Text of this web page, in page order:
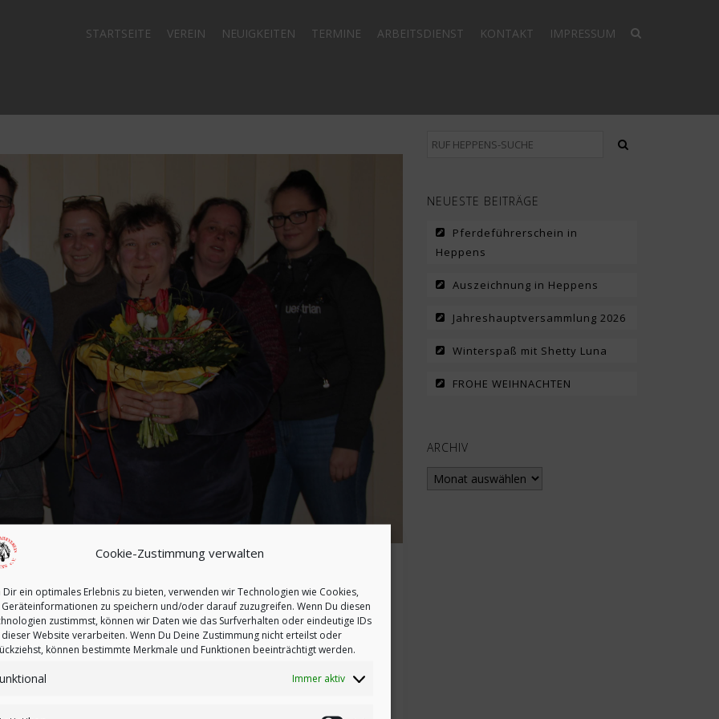
Cookie-Zustimmung verwalten
Dir ein optimales Erlebnis zu bieten, verwenden wir Technologien wie Cookies,
Geräteinformationen zu speichern und/oder darauf zuzugreifen. Wenn Du diesen
zustimmst, können wir Daten wie das Surfverhalten oder eindeutige IDs
dieser Website verarbeiten. Wenn Du Deine Zustimmung nicht erteilst oder
können bestimmte Merkmale und Funktionen beeinträchtigt werden.
Immer aktiv
STARTSEITE VEREIN NEUIGKEITEN TERMINE ARBEITSDIENST KONTAKT IMPRESSUM
der Vorstand am 13.03.2018 um 19.00 Uhr in die Reiterklause am
Thomas Schlegel konnte dieser für das vergangene Jahr eine
NEUESTE BEITRÄGE
Pferdeführerschein in
Heppens
Auszeichnung in Heppens
Jahreshauptversammlung 2026
Winterspaß mit Shetty Luna
FROHE WEIHNACHTEN
ARCHIV
Archiv